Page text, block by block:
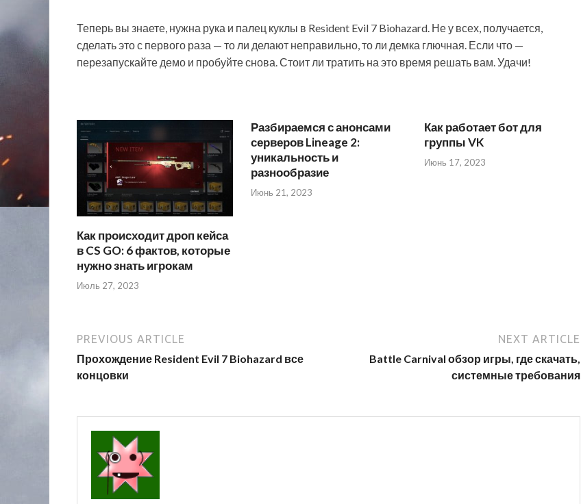
Теперь вы знаете, нужна рука и палец куклы в Resident Evil 7 Biohazard. Не у всех, получается,
сделать это с первого раза — то ли делают неправильно, то ли демка глючная. Если что —
перезапускайте демо и пробуйте снова. Стоит ли тратить на это время решать вам. Удачи!
Как происходит дроп кейса
в CS GO: 6 фактов, которые
нужно знать игрокам
Июль 27, 2023
Разбираемся с анонсами
серверов Lineage 2:
уникальность и
разнообразие
Июнь 21, 2023
Как работает бот для
группы VK
Июнь 17, 2023
PREVIOUS ARTICLE
Прохождение Resident Evil 7 Biohazard все
концовки
NEXT ARTICLE
Battle Carnival обзор игры, где скачать,
системные требования